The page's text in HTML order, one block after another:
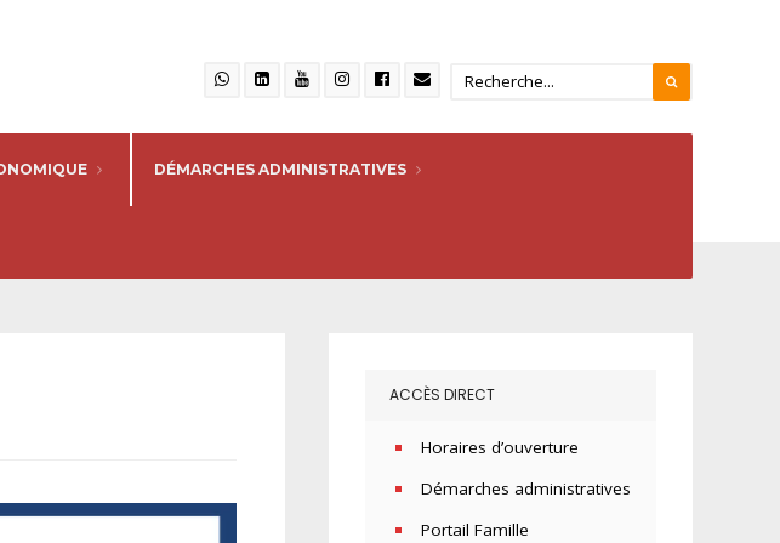
DÉMARCHES ADMINISTRATIVES
ACCÈS DIRECT
Horaires d’ouverture
Démarches administratives
Portail Famille